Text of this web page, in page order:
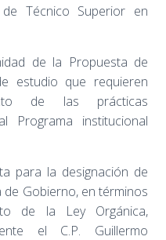
Técnico Superior en
de la Propuesta de
estudio que requieren
de las prácticas
Programa institucional
para la designación de
de Gobierno, en términos
de la Ley Orgánica,
el C.P. Guillermo